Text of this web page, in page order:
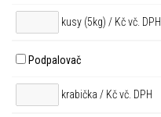
kusy (5kg) / Kč vč. DPH
Podpalovač
krabička / Kč vč. DPH